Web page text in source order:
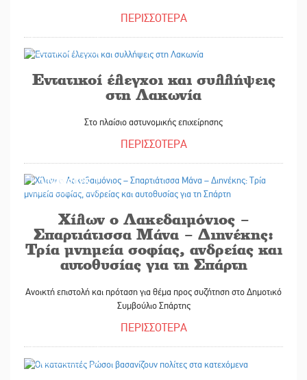
ΠΕΡΙΣΣΟΤΕΡΑ
Εντατικοί έλεγχοι και συλλήψεις
στη Λακωνία
Στο πλαίσιο αστυνομικής επιχείρησης
ΠΕΡΙΣΣΟΤΕΡΑ
30/09/2025
Χίλων ο Λακεδαιμόνιος –
Σπαρτιάτισσα Μάνα – Διηνέκης:
Τρία μνημεία σοφίας, ανδρείας και
αυτοθυσίας για τη Σπάρτη
Ανοικτή επιστολή και πρόταση για θέμα προς συζήτηση στο Δημοτικό
Συμβούλιο Σπάρτης
ΠΕΡΙΣΣΟΤΕΡΑ